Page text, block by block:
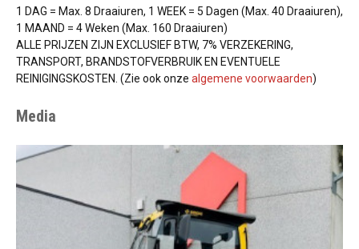
1 DAG = Max. 8 Draaiuren, 1 WEEK = 5 Dagen (Max. 40 Draaiuren),
1 MAAND = 4 Weken (Max. 160 Draaiuren)
ALLE PRIJZEN ZIJN EXCLUSIEF BTW, 7% VERZEKERING,
TRANSPORT, BRANDSTOFVERBRUIK EN EVENTUELE
REINIGINGSKOSTEN. (Zie ook onze algemene voorwaarden)
Media